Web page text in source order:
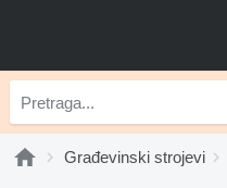
Građevinski strojevi